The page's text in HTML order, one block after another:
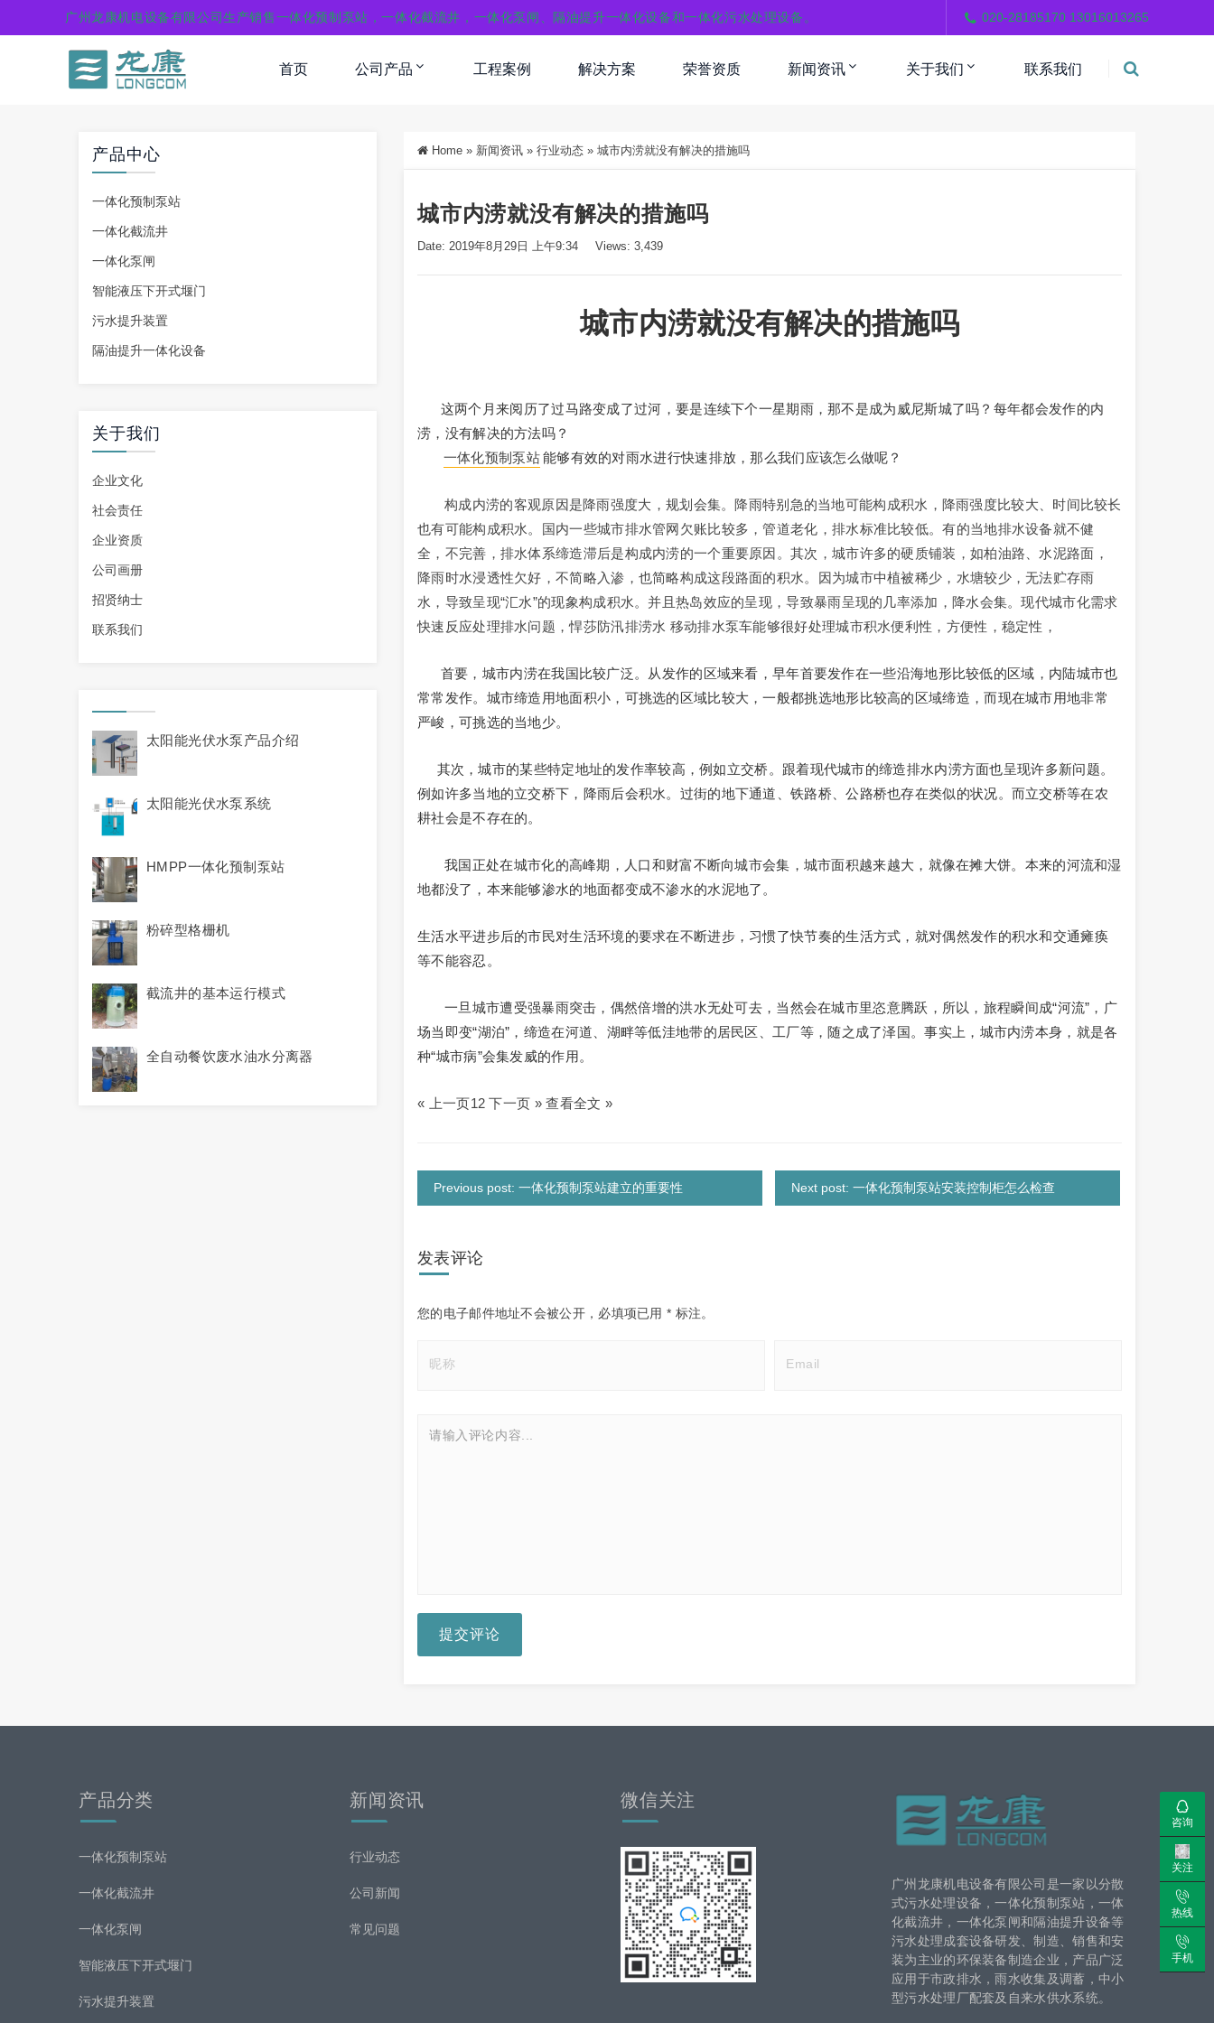
广州龙康机电设备有限公司生产销售一体化预制泵站，一体化截流井，一体化泵闸、隔油提升一体化设备和一体化污水处理设备。 020-28185170 13016013265
首页 公司产品 工程案例 解决方案 荣誉资质 新闻资讯 关于我们 联系我们
产品中心
一体化预制泵站
一体化截流井
一体化泵闸
智能液压下开式堰门
污水提升装置
隔油提升一体化设备
关于我们
企业文化
社会责任
企业资质
公司画册
招贤纳士
联系我们
太阳能光伏水泵产品介绍
太阳能光伏水泵系统
HMPP一体化预制泵站
粉碎型格栅机
截流井的基本运行模式
全自动餐饮废水油水分离器
Home » 新闻资讯 » 行业动态 » 城市内涝就没有解决的措施吗
城市内涝就没有解决的措施吗
Date: 2019年8月29日 上午9:34 Views: 3,439
城市内涝就没有解决的措施吗
这两个月来阅历了过马路变成了过河，要是连续下个一星期雨，那不是成为威尼斯城了吗？每年都会发作的内
涝，没有解决的方法吗？
一体化预制泵站能够有效的对雨水进行快速排放，那么我们应该怎么做呢？
构成内涝的客观原因是降雨强度大，规划会集。降雨特别急的当地可能构成积水，降雨强度比较大、时间比较长
也有可能构成积水。国内一些城市排水管网欠账比较多，管道老化，排水标准比较低。有的当地排水设备就不健
全，不完善，排水体系缔造滞后是构成内涝的一个重要原因。其次，城市许多的硬质铺装，如柏油路、水泥路面，
降雨时水浸透性欠好，不简略入渗，也简略构成这段路面的积水。因为城市中植被稀少，水塘较少，无法贮存雨
水，导致呈现“汇水”的现象构成积水。并且热岛效应的呈现，导致暴雨呈现的几率添加，降水会集。现代城市化需求
快速反应处理排水问题，悍莎防汛排涝水 移动排水泵车能够很好处理城市积水便利性，方便性，稳定性，
首要，城市内涝在我国比较广泛。从发作的区域来看，早年首要发作在一些沿海地形比较低的区域，内陆城市也
常常发作。城市缔造用地面积小，可挑选的区域比较大，一般都挑选地形比较高的区域缔造，而现在城市用地非常
严峻，可挑选的当地少。
其次，城市的某些特定地址的发作率较高，例如立交桥。跟着现代城市的缔造排水内涝方面也呈现许多新问题。
例如许多当地的立交桥下，降雨后会积水。过街的地下通道、铁路桥、公路桥也存在类似的状况。而立交桥等在农
耕社会是不存在的。
我国正处在城市化的高峰期，人口和财富不断向城市会集，城市面积越来越大，就像在摊大饼。本来的河流和湿
地都没了，本来能够渗水的地面都变成不渗水的水泥地了。
生活水平进步后的市民对生活环境的要求在不断进步，习惯了快节奏的生活方式，就对偶然发作的积水和交通瘫痪
等不能容忍。
一旦城市遭受强暴雨突击，偶然倍增的洪水无处可去，当然会在城市里恣意腾跃，所以，旅程瞬间成“河流”，广
场当即变“湖泊”，缔造在河道、湖畔等低洼地带的居民区、工厂等，随之成了泽国。事实上，城市内涝本身，就是各
种“城市病”会集发威的作用。
« 上一页12 下一页 » 查看全文 »
Previous post: 一体化预制泵站建立的重要性 Next post: 一体化预制泵站安装控制柜怎么检查
发表评论
您的电子邮件地址不会被公开， 必填项已用* 标注。
提交评论
产品分类
一体化预制泵站
一体化截流井
一体化泵闸
智能液压下开式堰门
污水提升装置
新闻资讯
行业动态
公司新闻
常见问题
微信关注
广州龙康机电设备有限公司是一家以分散
式污水处理设备，一体化预制泵站，一体
化截流井，一体化泵闸和隔油提升设备等
污水处理成套设备研发、制造、销售和安
装为主业的环保装备制造企业，产品广泛
应用于市政排水，雨水收集及调蓄，中小
型污水处理厂配套及自来水供水系统。
咨询
关注
热线
手机